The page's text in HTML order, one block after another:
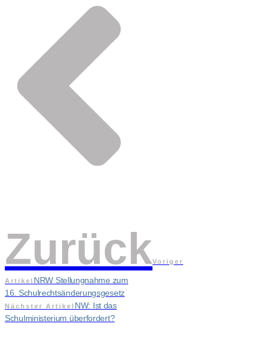
ZurückVoriger
Artikel NRW Stellungnahme zum
16. Schulrechtsänderungsgesetz
Nächster Artikel NW: Ist das
Schulministerium überfordert?